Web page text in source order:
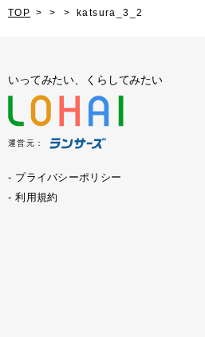
TOP katsura_3_2
いってみたい、くらしてみたい
運営元：
プライバシーポリシー
利用規約